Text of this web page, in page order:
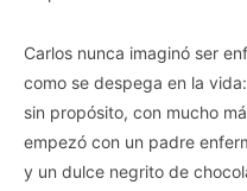
Carlos nunca imaginó ser
como se despega en la
sin propósito, con mucho
empezó con un padre
y un dulce negrito de